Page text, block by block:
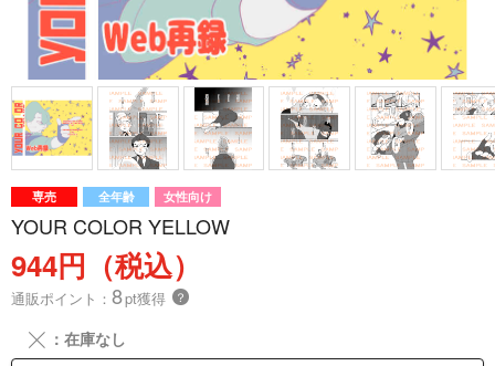
専売 全年齢 女性向け
YOUR COLOR YELLOW
944円（税込）
通販ポイント： 8pt獲得 ？
╳ ：在庫なし